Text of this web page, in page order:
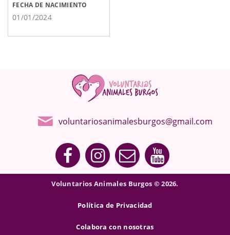
FECHA DE NACIMIENTO
01/01/2024
voluntariosanimalesburgos@gmail.com
Voluntarios Animales Burgos © 2026.
Política de Privacidad
Colabora con nosotras